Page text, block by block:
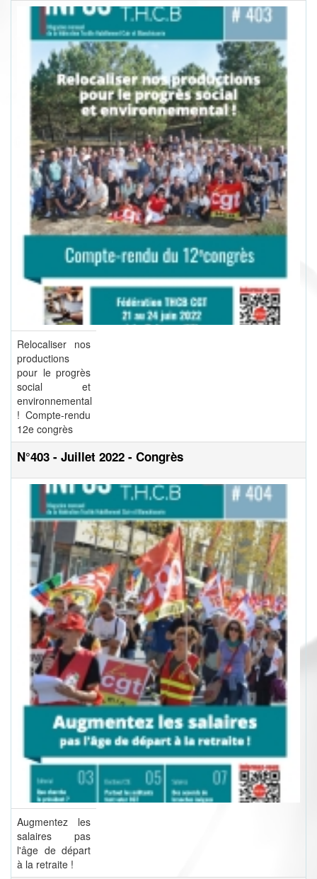
Relocaliser nos
productions
pour le progrès
social et
environnemental
! Compte-rendu
12e congrès
N°403 - Juillet 2022 - Congrès
Augmentez les
salaires pas
l'âge de départ
à la retraite !